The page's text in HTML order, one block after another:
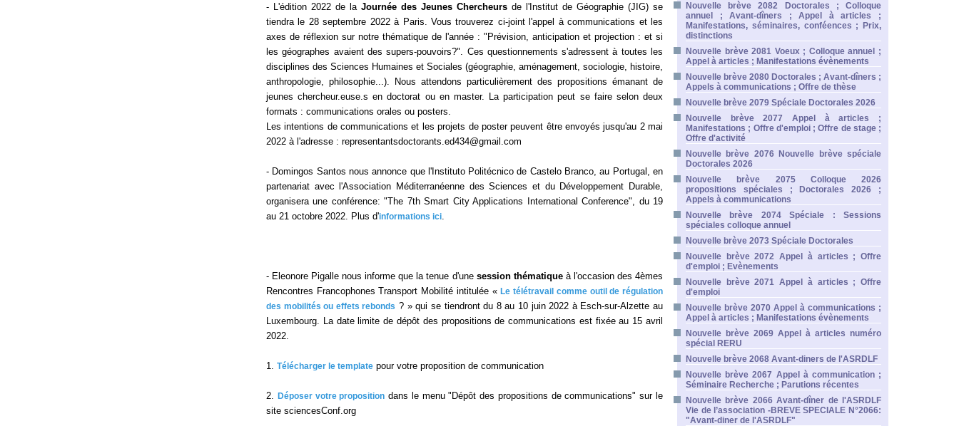
- L'édition 2022 de la Journée des Jeunes Chercheurs de l'Institut de Géographie (JIG) se
tiendra le 28 septembre 2022 à Paris. Vous trouverez ci-joint l'appel à communications et les
axes de réflexion sur notre thématique de l'année : "Prévision, anticipation et projection : et si
les géographes avaient des supers-pouvoirs?". Ces questionnements s'adressent à toutes les
disciplines des Sciences Humaines et Sociales (géographie, aménagement, sociologie, histoire,
anthropologie, philosophie...). Nous attendons particulièrement des propositions émanant de
jeunes chercheur.euse.s en doctorat ou en master. La participation peut se faire selon deux
formats : communications orales ou posters.
Les intentions de communications et les projets de poster peuvent être envoyés jusqu'au 2 mai
2022 à l'adresse : representantsdoctorants.ed434@gmail.com
- Domingos Santos nous annonce que l'Instituto Politécnico de Castelo Branco, au Portugal, en
partenariat avec l'Association Méditerranéenne des Sciences et du Développement Durable,
organisera une conférence: "The 7th Smart City Applications International Conference", du 19
au 21 octobre 2022. Plus d'informations ici.
- Eleonore Pigalle nous informe que la tenue d'une session thématiqueà l'occasion des 4èmes
Rencontres Francophones Transport Mobilité intitulée «Le télétravail comme outil de régulation
des mobilités ou effets rebonds ? » qui se tiendront du 8 au 10 juin 2022 à Esch-sur-Alzette au
Luxembourg. La date limite de dépôt des propositions de communications est fixée au 15 avril
2022.
1. Télécharger le template pour votre proposition de communication
2. Déposer votre proposition dans le menu "Dépôt des propositions de communications" sur le
site sciencesConf.org
Nouvelle brève 2082 Doctorales ; Colloque
annuel ; Avant-dîners ; Appel à articles ;
Manifestations, séminaires, conféences ; Prix,
distinctions
Nouvelle brève 2081 Voeux ; Colloque annuel ;
Appel à articles ; Manifestations évènements
Nouvelle brève 2080 Doctorales ; Avant-dîners ;
Appels à communications ; Offre de thèse
Nouvelle brève 2079 Spéciale Doctorales 2026
Nouvelle brève 2077 Appel à articles ;
Manifestations ; Offre d'emploi ; Offre de stage ;
Offre d'activité
Nouvelle brève 2076 Nouvelle brève spéciale
Doctorales 2026
Nouvelle brève 2075 Colloque 2026
propositions spéciales ; Doctorales 2026 ;
Appels à communications
Nouvelle brève 2074 Spéciale : Sessions
spéciales colloque annuel
Nouvelle brève 2073 Spéciale Doctorales
Nouvelle brève 2072 Appel à articles ; Offre
d'emploi ; Evènements
Nouvelle brève 2071 Appel à articles ; Offre
d'emploi
Nouvelle brève 2070 Appel à communications ;
Appel à articles ; Manifestations évènements
Nouvelle brève 2069 Appel à articles numéro
spécial RERU
Nouvelle brève 2068 Avant-diners de l'ASRDLF
Nouvelle brève 2067 Appel à communication ;
Séminaire Recherche ; Parutions récentes
Nouvelle brève 2066 Avant-dîner de l'ASRDLF
Vie de l’association -BREVE SPECIALE N°2066:
"Avant-diner de l'ASRDLF"